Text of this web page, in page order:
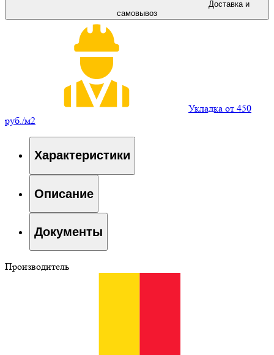
Доставка и
самовывоз
Укладка от 450
руб./м2
Характеристики
Описание
Документы
Производитель